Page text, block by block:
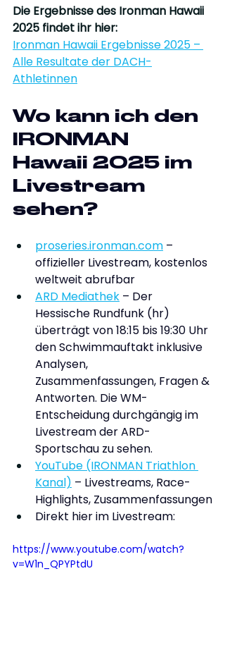
Die Ergebnisse des Ironman Hawaii
2025 findet ihr hier:
Ironman Hawaii Ergebnisse 2025 –
Alle Resultate der DACH-
Athletinnen
Wo kann ich den
IRONMAN
Hawaii 2025 im
Livestream
sehen?
proseries.ironman.com –
offizieller Livestream, kostenlos
weltweit abrufbar
ARD Mediathek – Der
Hessische Rundfunk (hr)
überträgt von 18:15 bis 19:30 Uhr
den Schwimmauftakt inklusive
Analysen,
Zusammenfassungen, Fragen &
Antworten. Die WM-
Entscheidung durchgängig im
Livestream der ARD-
Sportschau zu sehen.
YouTube (IRONMAN Triathlon
Kanal) – Livestreams, Race-
Highlights, Zusammenfassungen
Direkt hier im Livestream:
https://www.youtube.com/watch?
v=W1n_QPYPtdU